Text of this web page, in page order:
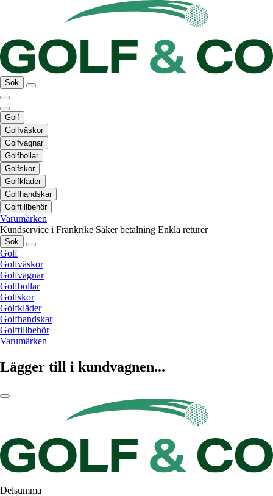
Sök
Golf
Golfväskor
Golfvagnar
Golfbollar
Golfskor
Golfkläder
Golfhandskar
Golftillbehör
Varumärken
Kundservice i Frankrike Säker betalning Enkla returer
Sök
Golf
Golfväskor
Golfvagnar
Golfbollar
Golfskor
Golfkläder
Golfhandskar
Golftillbehör
Varumärken
Lägger till i kundvagnen...
Delsumma